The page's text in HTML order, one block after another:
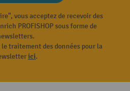
vous acceptez de recevoir des
PROFISHOP sous forme de
traitement des données pour la
ici.